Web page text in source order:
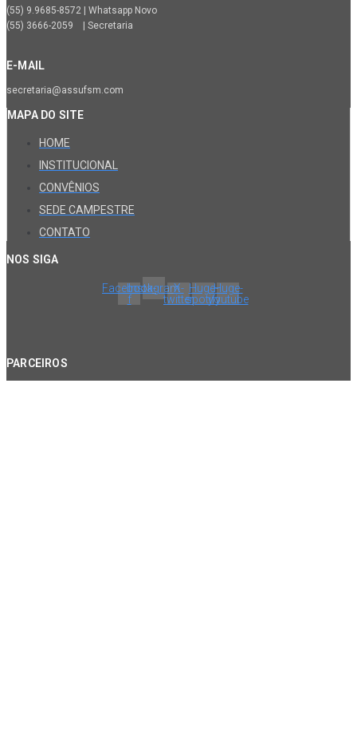
(55) 9.9685-8572 | Whatsapp Novo
(55) 3666-2059 | Secretaria
E-MAIL
secretaria@assufsm.com
MAPA DO SITE
HOME
INSTITUCIONAL
CONVÊNIOS
SEDE CAMPESTRE
CONTATO
NOS SIGA
Facebook-
f
InstagramX-
twitter
Huge-
spotify
Huge-
youtube
PARCEIROS